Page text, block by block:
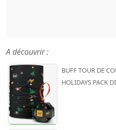
A découvrir :
BUFF TOUR DE
HOLIDAYS PACK